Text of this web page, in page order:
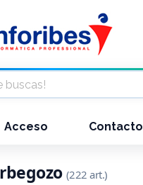
Acceso Contacto
(222 art.)